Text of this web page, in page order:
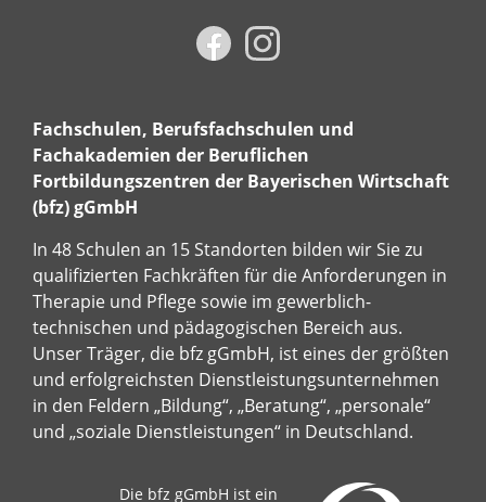
Fachschulen, Berufsfachschulen und
Fachakademien der Beruflichen
Fortbildungszentren der Bayerischen Wirtschaft
(bfz) gGmbH
In 48 Schulen an 15 Standorten bilden wir Sie zu
qualifizierten Fachkräften für die Anforderungen in
Therapie und Pflege sowie im gewerblich-
technischen und pädagogischen Bereich aus.
Unser Träger, die bfz gGmbH, ist eines der größten
und erfolgreichsten Dienstleistungsunternehmen
in den Feldern „Bildung“, „Beratung“, „personale“
und „soziale Dienstleistungen“ in Deutschland.
Die bfz gGmbH ist ein